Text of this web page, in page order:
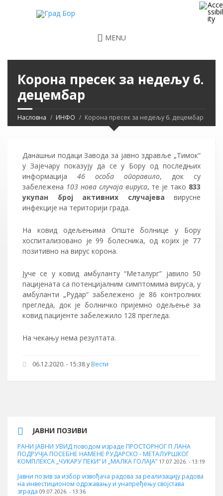
MENU
Корона пресек за недељу 6.
децембар
Насловна ИНФО Корона пресек за недељу 6. децембар
Данашњи подаци Завода за јавно здравље „Тимок“
у Зајечару показују да се у Бору од последњих
информација 46 особа опоравило, док су
забележена 103 нова случаја вируса, те је тако 833
укупан број активних случајева вирусне
инфекције на територији града.
На ковид одељењима Опште болнице у Бору
хоспитализовано је 99 болесника, од којих је 77
позитивно на вирус корона.
Јуче се у ковид амбуланту “Металург” јавило 50
пацијената са потенцијалним симптомима вируса, у
амбуланти „Рудар“ забележено је 86 контролних
прегледа, док је болничко пријемно одељење за
ковид пацијенте забележило 128 прегледа.
На чекању нема резултата.
06.12.2020. - 15:38 уВести
ЈАВНИ ПОЗИВИ
РАНИ ЈАВНИ УВИД поводом израде ПРОСТОРНОГ П ЛАНА
ПОДРУЧЈА ПОСЕБНЕ НАМЕНЕ РУДАРСКО - МЕТАЛУРШКОГ
КОМПЛЕКСА „ЧУКАРУ ПЕКИ” И „МАЛКА ГОЛАЈА” 17.07.2026. - 13:19
Јавни позив за избор извођача радова за реализацију радова
на инвестиционом одржавању и унапређењу својстава
зграда 09.07.2026. - 13:36